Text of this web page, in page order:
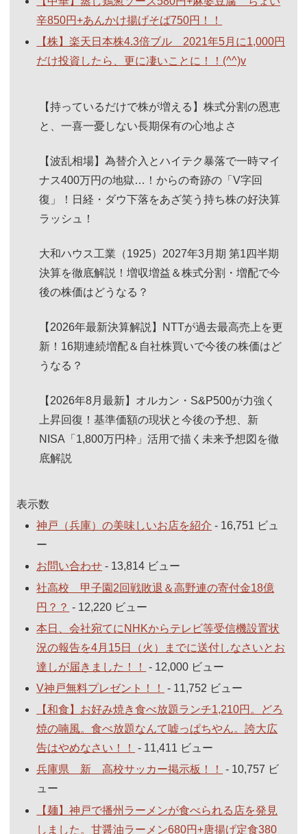
辛850円+あんかけ揚げそば750円！！
【株】楽天日本株4.3倍ブル 2021年5月に1,000円
だけ投資したら、更に凄いことに！！(^^)v
【持っているだけで株が増える】株式分割の恩恵
と、一喜一憂しない長期保有の心地よさ
【波乱相場】為替介入とハイテク暴落で一時マイ
ナス400万円の地獄…！からの奇跡の「V字回
復」！日経・ダウ下落をあざ笑う持ち株の好決算
ラッシュ！
大和ハウス工業（1925）2027年3月期 第1四半期
決算を徹底解説！増収増益＆株式分割・増配で今
後の株価はどうなる？
【2026年最新決算解説】NTTが過去最高売上を更
新！16期連続増配＆自社株買いで今後の株価はど
うなる？
【2026年8月最新】オルカン・S&P500が力強く
上昇回復！基準価額の現状と今後の予想、新
NISA「1,800万円枠」活用で描く未来予想図を徹
底解説
表示数
神戸（兵庫）の美味しいお店を紹介 - 16,751 ビュ
ー
お問い合わせ - 13,814 ビュー
社高校 甲子園2回戦敗退＆高野連の寄付金18億
円？？ - 12,220 ビュー
本日、会社宛てにNHKからテレビ等受信機設置状
況の報告を4月15日（火）までに送付しなさいとお
達しが届きました！！
- 12,000 ビュー
V神戸無料プレゼント！！
- 11,752 ビュー
【和食】お好み焼き食べ放題ランチ1,210円。どろ
焼の喃風。食べ放題なんて嘘っぱちやん。誇大広
告はやめなさい！！
- 11,411 ビュー
兵庫県 新 高校サッカー掲示板！！
- 10,757 ビ
ュー
【麺】神戸で播州ラーメンが食べられる店を発見
しました。甘醤油ラーメン680円+唐揚げ定食380